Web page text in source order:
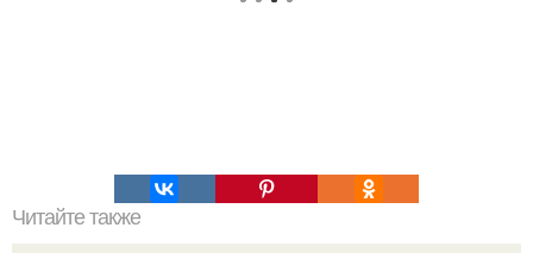
Читайте также